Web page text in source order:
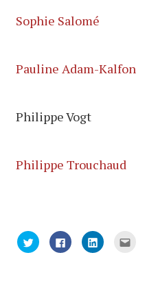
Sophie Salomé
Pauline Adam-Kalfon
Philippe Vogt
Philippe Trouchaud
Cliquez
pour
partager
Cliquez
pour
partager
Cliquez
pour